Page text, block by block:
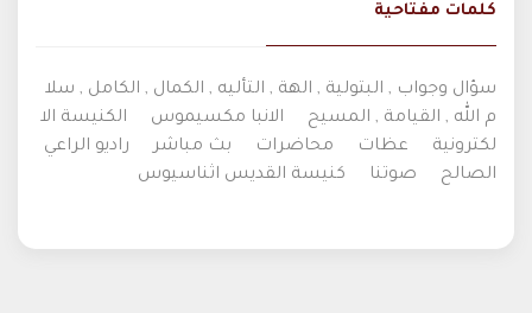
كلمات مفتاحية
سؤال وجواب , البتولية , الهة , التأليه , الكمال , الكامل , سلا
م الله , القيامة , المسيح
الانبا مكسيموس
الكنيسة الا
لكترونية
عظات محاضرات بث مباشر
راديو الراعي
الصالح
صوتنا كنيسة القديس اثناسيوس